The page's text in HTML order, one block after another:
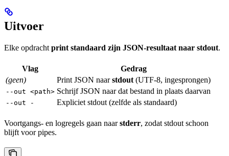
Uitvoer
Elke opdracht print standaard zijn JSON-resultaat naar stdout.
Vlag
Gedrag
(geen)
Print JSON naarstdout (UTF-8, ingesprongen)
--out <path> Schrijf JSON naar dat bestand in plaats daarvan
--out - Expliciet stdout (zelfde als standaard)
Voortgangs- en logregels gaan naarstderr, zodat stdout schoon
blijft voor pipes.